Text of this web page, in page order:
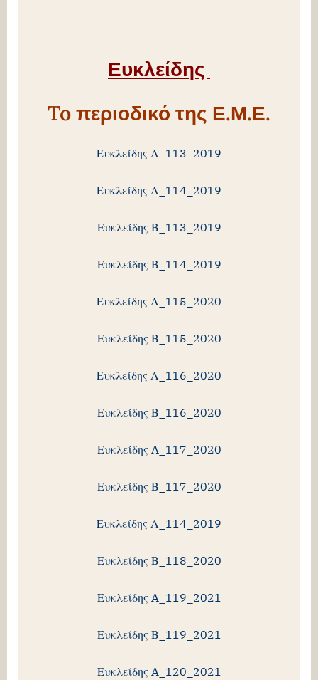
Ευκλείδης
To περιοδικό της Ε.Μ.Ε.
Ευκλείδης Α_113_2019
Ευκλείδης Α_114_2019
Ευκλείδης Β_113_2019
Ευκλείδης Β_114_2019
Ευκλείδης Α_115_2020
Ευκλείδης Β_115_2020
Ευκλείδης Α_116_2020
Ευκλείδης Β_116_2020
Ευκλείδης A_117_2020
Ευκλείδης Β_117_2020
Ευκλείδης Α_114_2019
Ευκλείδης Β_118_2020
Ευκλείδης A_119_2021
Ευκλείδης Β_119_2021
Ευκλείδης A_120_2021